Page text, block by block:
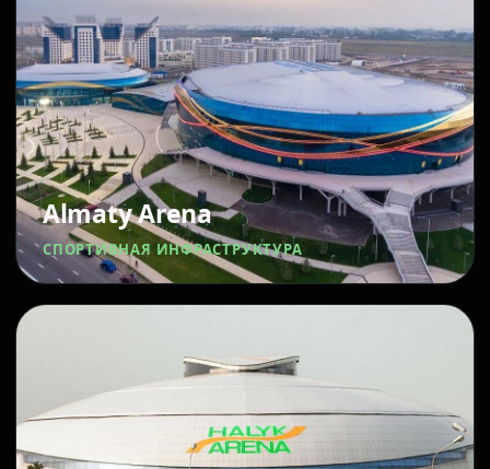
Almaty Arena
СПОРТИВНАЯ ИНФРАСТРУКТУРА